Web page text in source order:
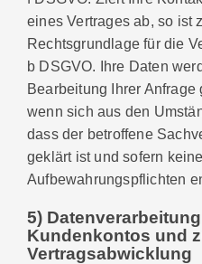
eines Vertrages ab, so ist
Rechtsgrundlage für die
b DSGVO. Ihre Daten
Bearbeitung Ihrer Anfrage
wenn sich aus den
dass der betroffene
geklärt ist und sofern
Aufbewahrungspflichten
5)
Kundenkontos und
Vertragsabwicklung